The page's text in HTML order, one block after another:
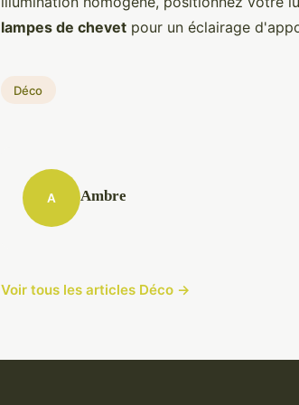
lampes de chevet pour un éclairage
Déco
A Ambre
Voir tous les articles Déco →